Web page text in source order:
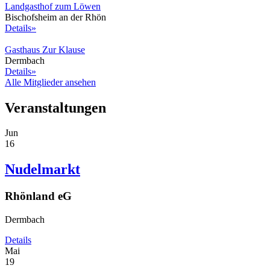
Landgasthof zum Löwen
Bischofsheim an der Rhön
Details»
Gasthaus Zur Klause
Dermbach
Details»
Alle Mitglieder ansehen
Veranstaltungen
Jun
16
Nudelmarkt
Rhönland eG
Dermbach
Details
Mai
19